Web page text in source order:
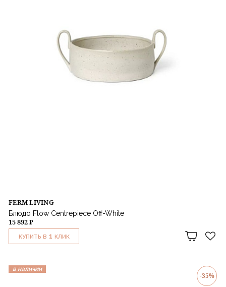
FERM LIVING
Блюдо Flow Centrepiece Off-White
15 892 ₽
КУПИТЬ В 1 КЛИК
в наличии
-35%